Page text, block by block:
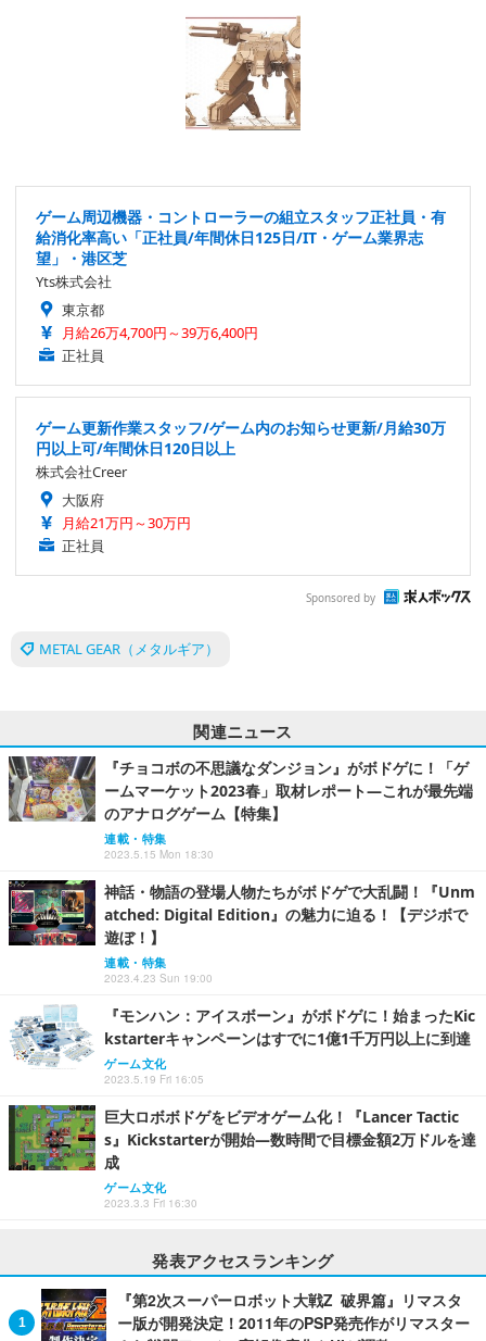
ゲーム周辺機器・コントローラーの組立スタッフ正社員・有
給消化率高い「正社員/年間休日125日/IT・ゲーム業界志
望」・港区芝
Yts株式会社
東京都
月給26万4,700円～39万6,400円
正社員
ゲーム更新作業スタッフ/ゲーム内のお知らせ更新/月給30万
円以上可/年間休日120日以上
株式会社Creer
大阪府
月給21万円～30万円
正社員
Sponsored by
METAL GEAR（メタルギア）
関連ニュース
『チョコボの不思議なダンジョン』がボドゲに！「ゲ
ームマーケット2023春」取材レポート―これが最先端
のアナログゲーム【特集】
連載・特集
2023.5.15 Mon 18:30
神話・物語の登場人物たちがボドゲで大乱闘！『Unm
atched: Digital Edition』の魅力に迫る！【デジボで
遊ぼ！】
連載・特集
2023.4.23 Sun 19:00
『モンハン：アイスボーン』がボドゲに！始まったKic
kstarterキャンペーンはすでに1億1千万円以上に到達
ゲーム文化
2023.5.19 Fri 16:05
巨大ロボボドゲをビデオゲーム化！『Lancer Tactic
s』Kickstarterが開始―数時間で目標金額2万ドルを達
成
ゲーム文化
2023.3.3 Fri 16:30
発表アクセスランキング
『第2次スーパーロボット大戦Z 破界篇』リマスタ
ー版が開発決定！2011年のPSP発売作がリマスター